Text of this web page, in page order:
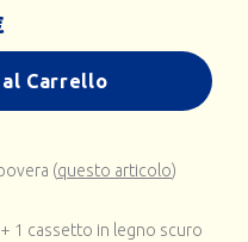
Carrello
(questo articolo)
1 cassetto in legno scuro